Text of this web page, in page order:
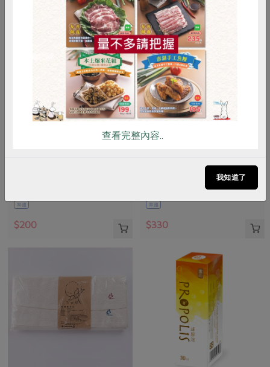
常溫
$200
知蓮實業有限公司
常溫
$330
RPET 食譜 減硝酸鹽
雞蛋 食安 共同購買
查看完整內容..
我知道了